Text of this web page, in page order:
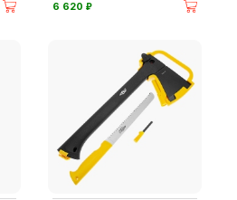
6 620 ⃏